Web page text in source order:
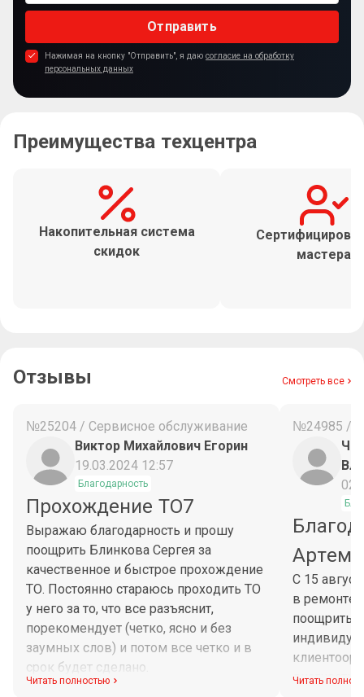
Отправить
Нажимая на кнопку "Отправить", я даю согласие на обработку
персональных данных
Преимущества техцентра
Накопительная система
скидок
мастера
Отзывы Смотреть все
№25204 / Сервисное обслуживание
Виктор Михайлович Егорин
19.03.2024 12:57
Благодарность
Прохождение ТО7
Выражаю благодарность и прошу
поощрить Блинкова Сергея за
качественное и быстрое прохождение
ТО. Постоянно стараюсь проходить ТО
у него за то, что все разъяснит,
порекомендует (четко, ясно и без
заумных слов) и потом все четко и в
срок будет сделано.
Читать полностью
№24985 /
С 15
в ремонте
поощрить
Читать